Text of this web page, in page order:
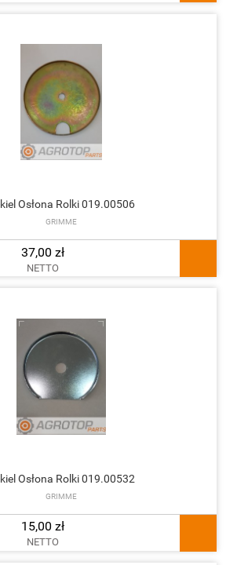
Osłona Rolki 019.00506
GRIMME
37,00 zł
NETTO
Osłona Rolki 019.00532
GRIMME
15,00 zł
NETTO